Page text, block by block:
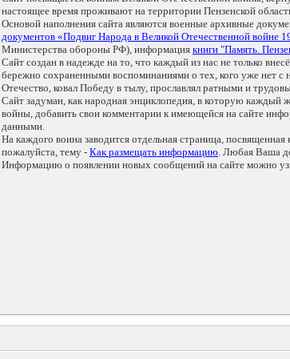
настоящее время проживают на территории Пензенской
Основой наполнения сайта являются военные архивные
документов «Подвиг Народа в Великой Отечественной войне
Министерства обороны РФ), информация книги "Память.
Сайт создан в надежде на то, что каждый из нас не только
бережно сохраненными воспоминаниями о тех, кого уже нет
Отечество, ковал Победу в тылу, прославлял ратными и
Сайт задуман, как народная энциклопедия, в которую
войны, добавить свои комментарии к имеющейся на сайте
данными.
На каждого воина заводится отдельная страница,
пожалуйста, тему - Как размещать информацию. Любая Ваша
Информацию о появлении новых сообщений на сайте можно